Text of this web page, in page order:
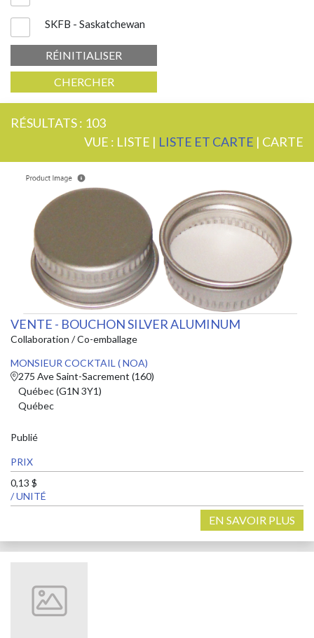
SKFB - Saskatchewan
RÉINITIALISER
CHERCHER
RÉSULTATS : 103
VUE : LISTE | LISTE ET CARTE | CARTE
VENTE - BOUCHON SILVER ALUMINUM
Collaboration / Co-emballage
MONSIEUR COCKTAIL ( NOA)
275 Ave Saint-Sacrement (160)
Québec (G1N 3Y1)
Québec
Publié
PRIX
0,13 $
/ UNITÉ
EN SAVOIR PLUS